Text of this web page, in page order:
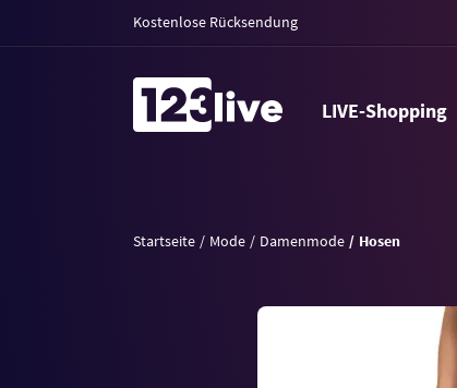
Kostenlose Rücksendung
LIVE-Shopping
Startseite Mode Damenmode Hosen